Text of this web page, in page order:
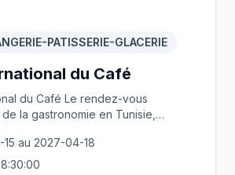
PATISSERIE-GLACERIE
du Café
du Café Le rendez-vous
la gastronomie en Tunisie,
café, de la pâtisserie et de la
par la Société ENIX ADS.
au 2027-04-18